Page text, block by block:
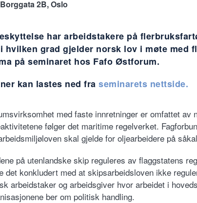
2B, Oslo
har arbeidstakere på
hvilken grad gjelder norsk lov i møte med
på seminaret hos Fafo Østforum.
kan lastes ned fra seminarets nettside.
med faste innretninger er omfattet av
følger det maritime regelverket.
skal gjelde for oljearbeidere på
på utenlandske skip reguleres av flaggstatens
det konkludert med at skipsarbeidsloven ikke
arbeidstaker og arbeidsgiver hvor arbeidet i
ber om politisk handling.